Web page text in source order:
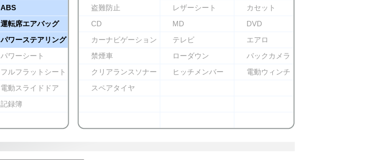
ABS
運転席エアバッグ
パワーステアリング
パワーシート
フルフラットシート
電動スライドドア
記録簿
盗難防止
レザーシート
カセット
CD
MD
DVD
カーナビゲーション
テレビ
エアロ
禁煙車
ローダウン
バックカメラ
クリアランスソナー
ヒッチメンバー
電動ウィンチ
スペアタイヤ